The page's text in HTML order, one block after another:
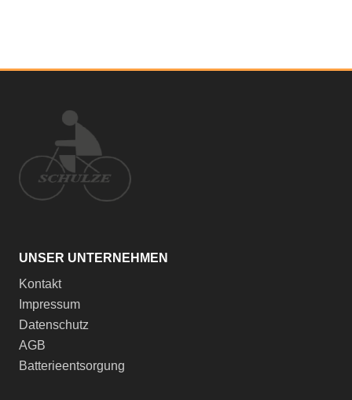
UNSER UNTERNEHMEN
Kontakt
Impressum
Datenschutz
AGB
Batterieentsorgung